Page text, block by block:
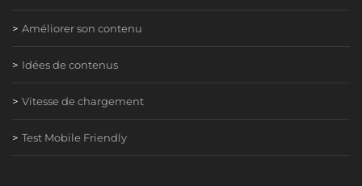
Améliorer son contenu
Idées de contenus
Vitesse de chargement
Test Mobile Friendly